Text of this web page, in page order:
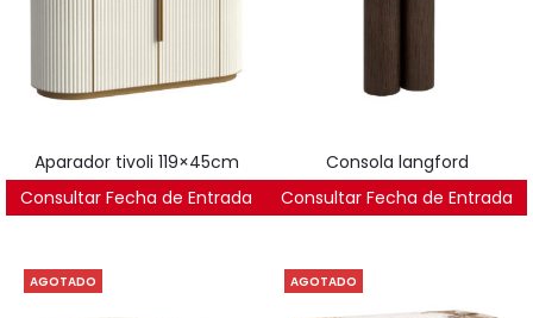
aparador tivoli 119×45cm
1.997€
Consultar Fecha de Entrada
consola langford
857€
Consultar Fecha de Entrada
AGOTADO AGOTADO